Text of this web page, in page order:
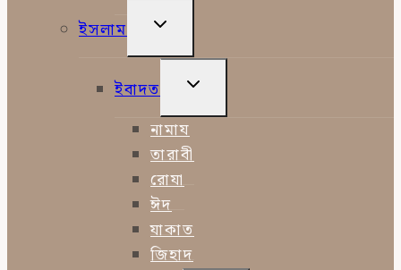
ইসলাম
TOGGLE
MENU
ইবাদত
TOGGLE
MENU
নামায
তারাবী
রোযা
ঈদ
যাকাত
জিহাদ